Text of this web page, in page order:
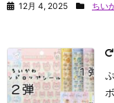
12月 4, 2025 ちい